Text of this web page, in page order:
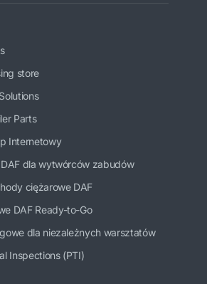
store
Parts
Internetowy
dla wytwórców zabudów
ciężarowe DAF
DAF Ready-to-Go
dla niezależnych warsztatów
Inspections (PTI)